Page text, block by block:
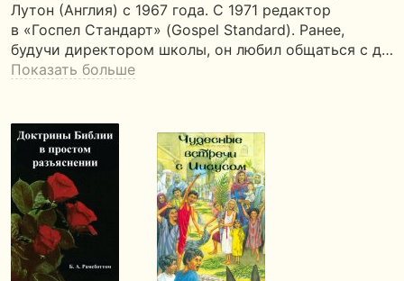
Лутон (Англия) с 1967 года. С 1971 редактор
в «Госпел Стандарт» (Gospel Standard). Ранее,
будучи директором школы, он любил общаться с д…
Показать больше